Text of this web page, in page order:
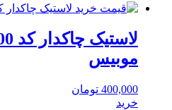
موبیس
400,000 تومان
خرید